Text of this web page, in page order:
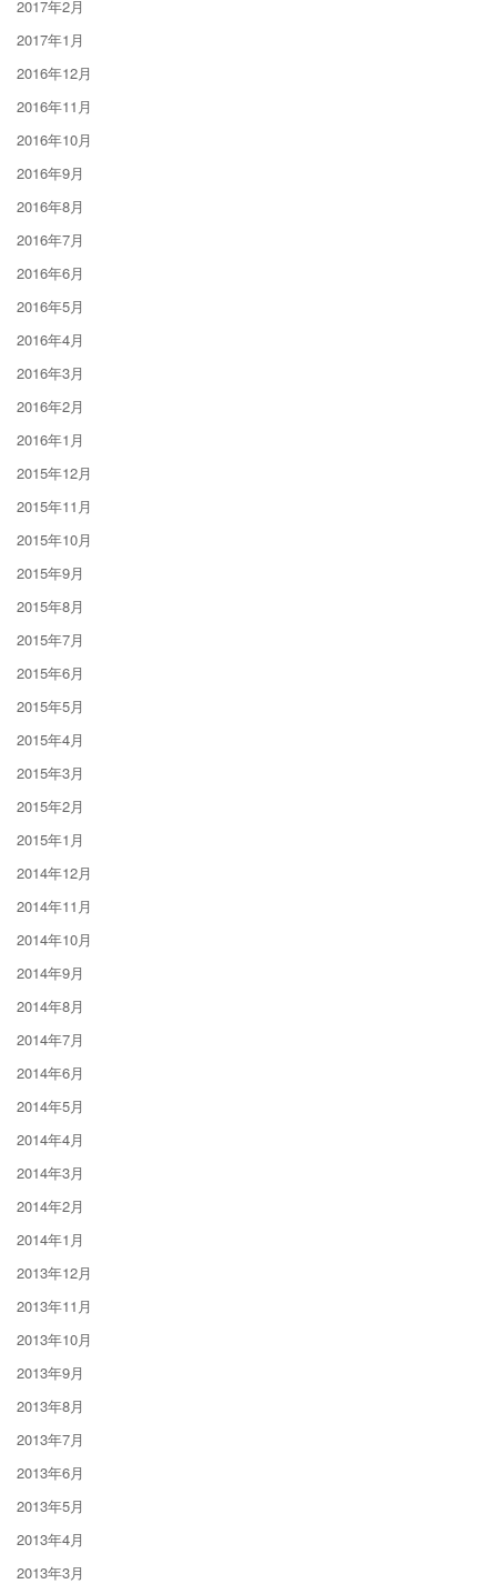
2017年2月
2017年1月
2016年12月
2016年11月
2016年10月
2016年9月
2016年8月
2016年7月
2016年6月
2016年5月
2016年4月
2016年3月
2016年2月
2016年1月
2015年12月
2015年11月
2015年10月
2015年9月
2015年8月
2015年7月
2015年6月
2015年5月
2015年4月
2015年3月
2015年2月
2015年1月
2014年12月
2014年11月
2014年10月
2014年9月
2014年8月
2014年7月
2014年6月
2014年5月
2014年4月
2014年3月
2014年2月
2014年1月
2013年12月
2013年11月
2013年10月
2013年9月
2013年8月
2013年7月
2013年6月
2013年5月
2013年4月
2013年3月